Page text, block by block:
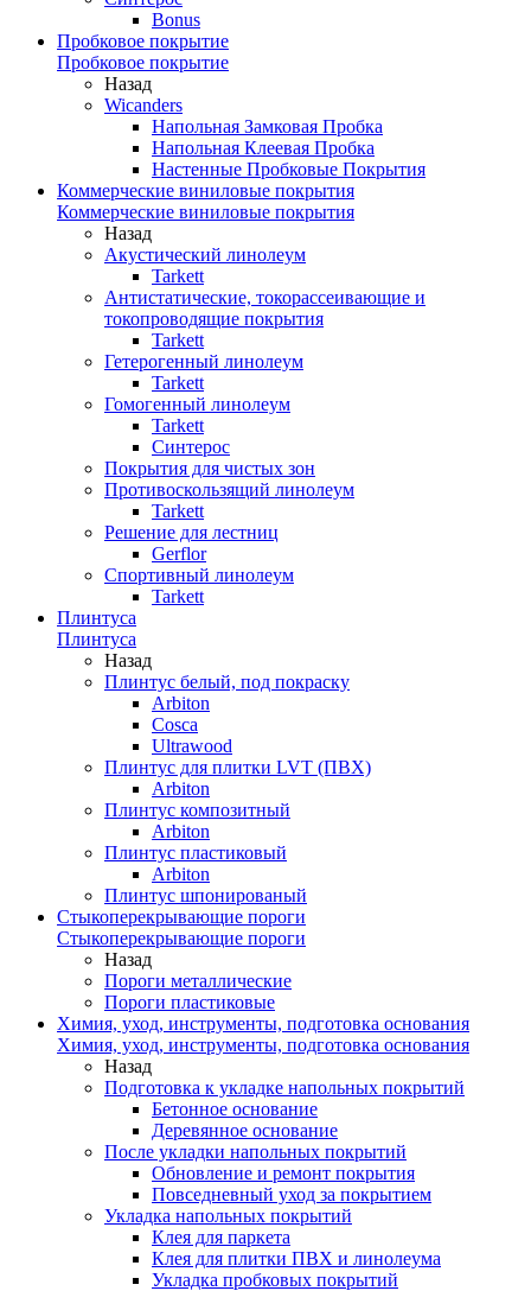
Bonus
Пробковое покрытие
Пробковое покрытие
Назад
Wicanders
Напольная Замковая Пробка
Напольная Клеевая Пробка
Настенные Пробковые Покрытия
Коммерческие виниловые покрытия
Коммерческие виниловые покрытия
Назад
Акустический линолеум
Tarkett
Антистатические, токорассеивающие и
токопроводящие покрытия
Tarkett
Гетерогенный линолеум
Tarkett
Гомогенный линолеум
Tarkett
Синтерос
Покрытия для чистых зон
Противоскользящий линолеум
Tarkett
Решение для лестниц
Gerflor
Спортивный линолеум
Tarkett
Плинтуса
Плинтуса
Назад
Плинтус белый, под покраску
Arbiton
Cosca
Ultrawood
Плинтус для плитки LVT (ПВХ)
Arbiton
Плинтус композитный
Arbiton
Плинтус пластиковый
Arbiton
Плинтус шпонированый
Стыкоперекрывающие пороги
Стыкоперекрывающие пороги
Назад
Пороги металлические
Пороги пластиковые
Химия, уход, инструменты, подготовка основания
Химия, уход, инструменты, подготовка основания
Назад
Подготовка к укладке напольных покрытий
Бетонное основание
Деревянное основание
После укладки напольных покрытий
Обновление и ремонт покрытия
Повседневный уход за покрытием
Укладка напольных покрытий
Клея для паркета
Клея для плитки ПВХ и линолеума
Укладка пробковых покрытий